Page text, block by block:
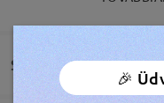
byYosetlyn Salcedoon
Szállítás
🎉